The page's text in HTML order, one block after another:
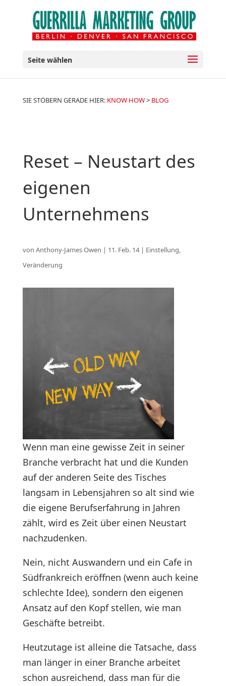
Seite wählen
SIE STÖBERN GERADE HIER: KNOW HOW> BLOG
Reset – Neustart des
eigenen
Unternehmens
von Anthony-James Owen | 11. Feb. 14| Einstellung,
Veränderung
Wenn man eine gewisse Zeit in seiner
Branche verbracht hat und die Kunden
auf der anderen Seite des Tisches
langsam in Lebensjahren so alt sind wie
die eigene Berufserfahrung in Jahren
zählt, wird es Zeit über einen Neustart
nachzudenken.
Nein, nicht Auswandern und ein Cafe in
Südfrankreich eröffnen (wenn auch keine
schlechte Idee), sondern den eigenen
Ansatz auf den Kopf stellen, wie man
Geschäfte betreibt.
Heutzutage ist alleine die Tatsache, dass
man länger in einer Branche arbeitet
schon ausreichend, dass man für die